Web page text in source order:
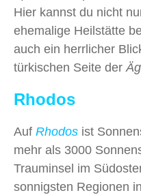
Hier kannst du nicht
ehemalige Heilstätte
auch ein herrlicher
türkischen Seite der
Rhodos
Auf Rhodos ist
mehr als 3000
Trauminsel im
sonnigsten Regionen